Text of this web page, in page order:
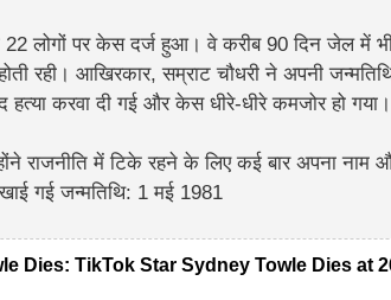
22 लोगों पर केस दर्ज हुआ। वे करीब 90 दिन जेल में
रही। आखिरकार, सम्राट चौधरी ने अपनी
हत्या करवा दी गई और केस धीरे-धीरे कमजोर हो गया।
राजनीति में टिके रहने के लिए कई बार अपना
गई जन्मतिथि: 1 मई 1981
Dies: TikTok Star Sydney Towle Dies at